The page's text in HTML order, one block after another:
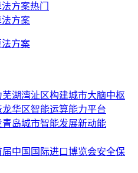
方案热门
方案
方案